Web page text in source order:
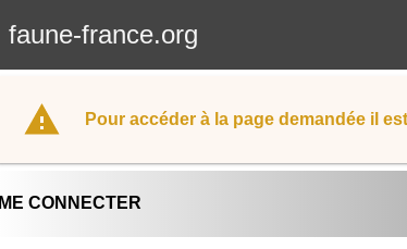
faune-france.org
Pour accéder à la page demandée il
ME CONNECTER